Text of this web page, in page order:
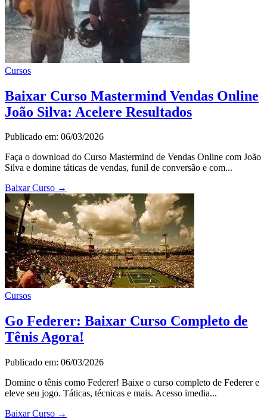
Cursos
Baixar Curso Mastermind Vendas Online
João Silva: Acelere Resultados
Publicado em: 06/03/2026
Faça o download do Curso Mastermind de Vendas Online com João
Silva e domine táticas de vendas, funil de conversão e com...
Baixar Curso →
Cursos
Go Federer: Baixar Curso Completo de
Tênis Agora!
Publicado em: 06/03/2026
Domine o tênis como Federer! Baixe o curso completo de Federer e
eleve seu jogo. Táticas, técnicas e mais. Acesso imedia...
Baixar Curso →